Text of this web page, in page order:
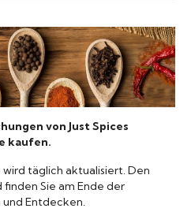
von Just Spices
kaufen.
täglich aktualisiert. Den
Sie am Ende der
Entdecken.